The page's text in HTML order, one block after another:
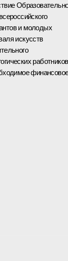
и молодых
искусств
работников